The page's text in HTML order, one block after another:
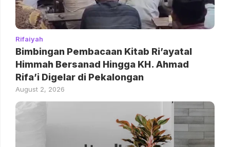
Rifaiyah
Bimbingan Pembacaan Kitab Ri’ayatal
Himmah Bersanad Hingga KH. Ahmad
Rifa’i Digelar di Pekalongan
August 2, 2026